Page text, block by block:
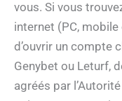
vous. Si vous
internet (PC,
d’ouvrir un compte
Genybet ou Leturf,
agréés par